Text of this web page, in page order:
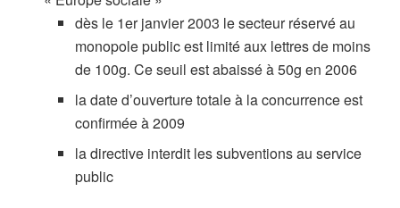
dès le 1er janvier 2003 le secteur réservé au
monopole public est limité aux lettres de moins
de 100g. Ce seuil est abaissé à 50g en 2006
la date d’ouverture totale à la concurrence est
confirmée à 2009
la directive interdit les subventions au service
public